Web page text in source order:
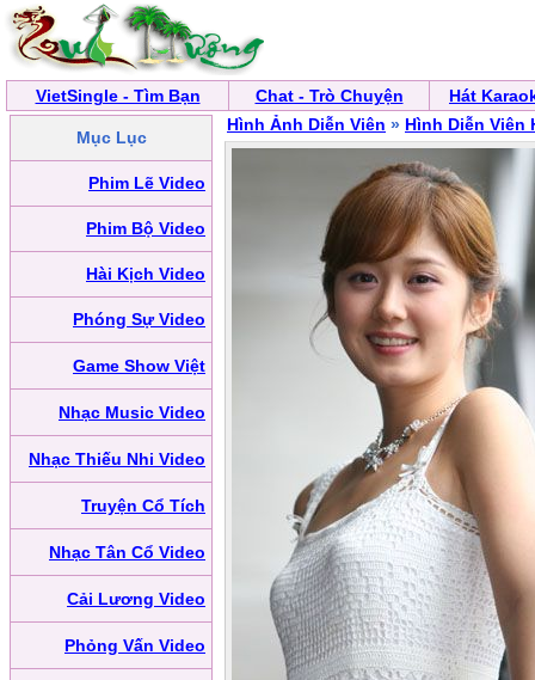
VietSingle - Tìm Bạn Chat - Trò Chuyện Hát
Mục Lục
Phim Lẽ Video
Phim Bộ Video
Hài Kịch Video
Phóng Sự Video
Game Show Việt
Nhạc Music Video
Nhạc Thiếu Nhi Video
Truyện Cổ Tích
Nhạc Tân Cổ Video
Cải Lương Video
Phỏng Vấn Video
Hình Ảnh Diễn Viên » Hình Diễn Viên